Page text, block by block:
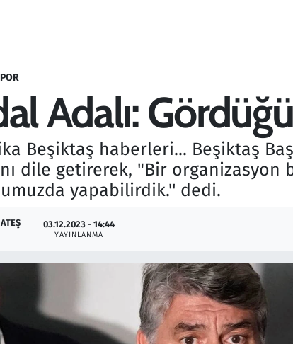
Adalı:
Beşiktaş haberleri... Beşiktaş
dile getirerek, "Bir
yapabilirdik.'' dedi.
03.12.2023 - 14:44
YAYINLANMA